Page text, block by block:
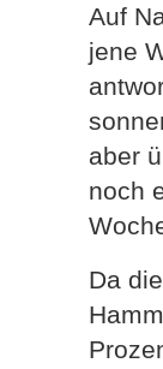
Auf
jene
aber
noch
Da